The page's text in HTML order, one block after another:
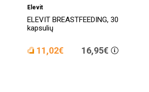
Elevit
ELEVIT BREASTFEEDING, 30
kapsulių
11,02€ 16,95€